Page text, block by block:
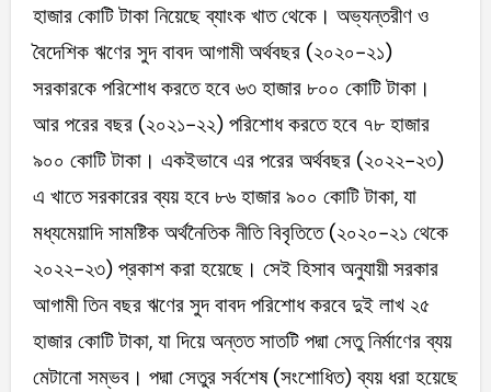
হাজার কোটি টাকা নিয়েছে ব্যাংক খাত থেকে। অভ্যন্তরীণ ও
বৈদেশিক ঋণের সুদ বাবদ আগামী অর্থবছর (২০২০-২১)
সরকারকে পরিশোধ করতে হবে ৬৩ হাজার ৮০০ কোটি টাকা।
আর পরের বছর (২০২১-২২) পরিশোধ করতে হবে ৭৮ হাজার
৯০০ কোটি টাকা। একইভাবে এর পরের অর্থবছর (২০২২-২৩)
এ খাতে সরকারের ব্যয় হবে ৮৬ হাজার ৯০০ কোটি টাকা, যা
মধ্যমেয়াদি সামষ্টিক অর্থনৈতিক নীতি বিবৃতিতে (২০২০-২১ থেকে
২০২২-২৩) প্রকাশ করা হয়েছে। সেই হিসাব অনুযায়ী সরকার
আগামী তিন বছর ঋণের সুদ বাবদ পরিশোধ করবে দুই লাখ ২৫
হাজার কোটি টাকা, যা দিয়ে অন্তত সাতটি পদ্মা সেতু নির্মাণের ব্যয়
মেটানো সম্ভব। পদ্মা সেতুর সর্বশেষ (সংশোধিত) ব্যয় ধরা হয়েছে